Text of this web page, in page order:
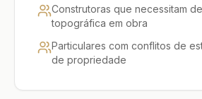
Construtoras que necessitam
topográfica em obra
Particulares com conflitos de
de propriedade